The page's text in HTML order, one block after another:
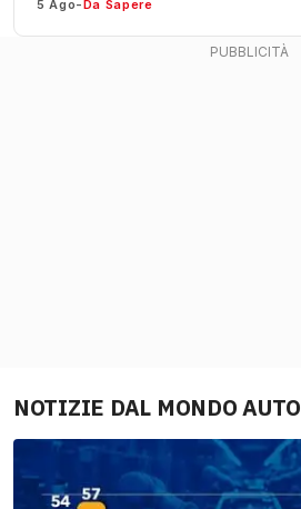
5 Ago-Da Sapere
NOTIZIE DAL MONDO AUTO